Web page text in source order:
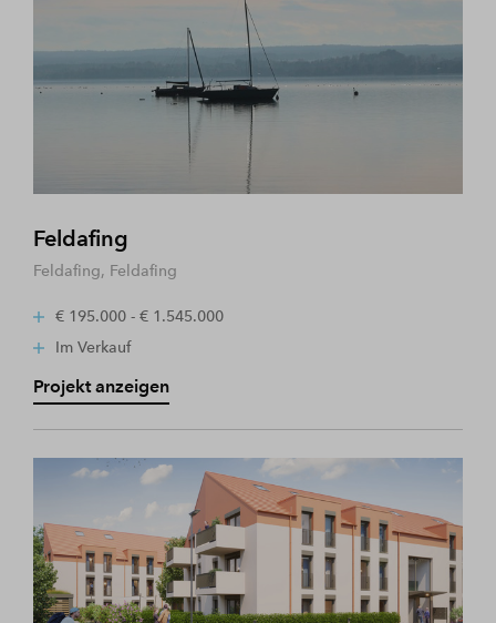
Feldafing
Feldafing, Feldafing
€ 195.000 - € 1.545.000
Im Verkauf
Projekt anzeigen